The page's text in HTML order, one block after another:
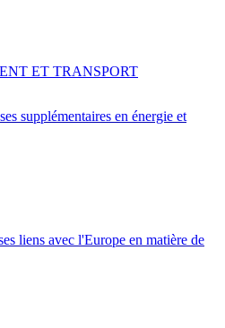
supplémentaires en énergie et
ET TRANSPORT
liens avec l'Europe en matière de